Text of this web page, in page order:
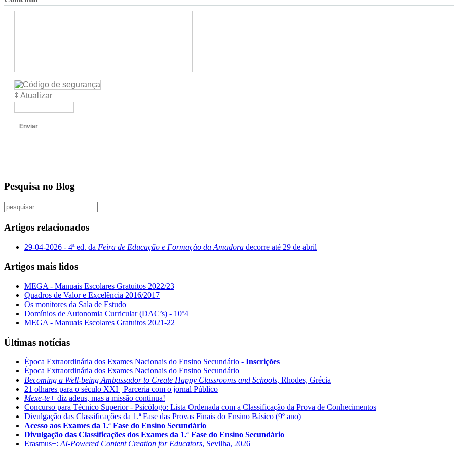
Atualizar
Enviar
Pesquisa no Blog
Artigos relacionados
29-04-2026 - 4ª ed. da Feira de Educação e Formação da Amadora decorre até 29 de abril
Artigos mais lidos
MEGA - Manuais Escolares Gratuitos 2022/23
Quadros de Valor e Excelência 2016/2017
Os monitores da Sala de Estudo
Domínios de Autonomia Curricular (DAC’s) - 10º4
MEGA - Manuais Escolares Gratuitos 2021-22
Últimas notícias
Época Extraordinária dos Exames Nacionais do Ensino Secundário - Inscrições
Época Extraordinária dos Exames Nacionais do Ensino Secundário
Becoming a Well-being Ambassador to Create Happy Classrooms and Schools, Rhodes, Grécia
21 olhares para o século XXI | Parceria com o jornal Público
Mexe-te+ diz adeus, mas a missão continua!
Concurso para Técnico Superior - Psicólogo: Lista Ordenada com a Classificação da Prova de Conhecimentos
Divulgação das Classificações da 1.ª Fase das Provas Finais do Ensino Básico (9º ano)
Acesso aos Exames da 1.ª Fase do Ensino Secundário
Divulgação das Classificações dos Exames da 1.ª Fase do Ensino Secundário
Erasmus+:AI-Powered Content Creation for Educators, Sevilha, 2026